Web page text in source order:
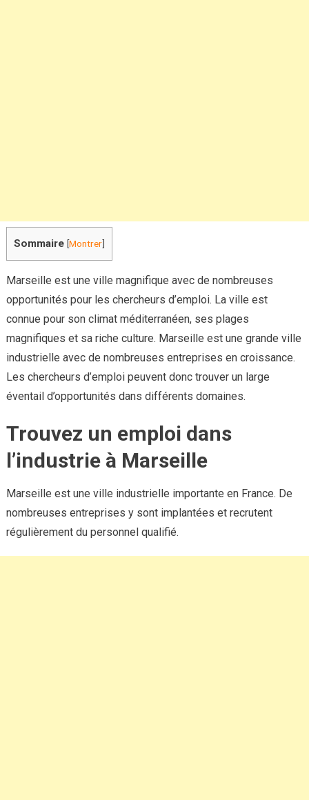
Sommaire [Montrer]
Marseille est une ville magnifique avec de nombreuses
opportunités pour les chercheurs d’emploi. La ville est
connue pour son climat méditerranéen, ses plages
magnifiques et sa riche culture. Marseille est une grande ville
industrielle avec de nombreuses entreprises en croissance.
Les chercheurs d’emploi peuvent donc trouver un large
éventail d’opportunités dans différents domaines.
Trouvez un emploi dans
l’industrie à Marseille
Marseille est une ville industrielle importante en France. De
nombreuses entreprises y sont implantées et recrutent
régulièrement du personnel qualifié.